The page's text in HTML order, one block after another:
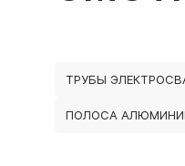
ТРУБЫ
ПОЛОСА